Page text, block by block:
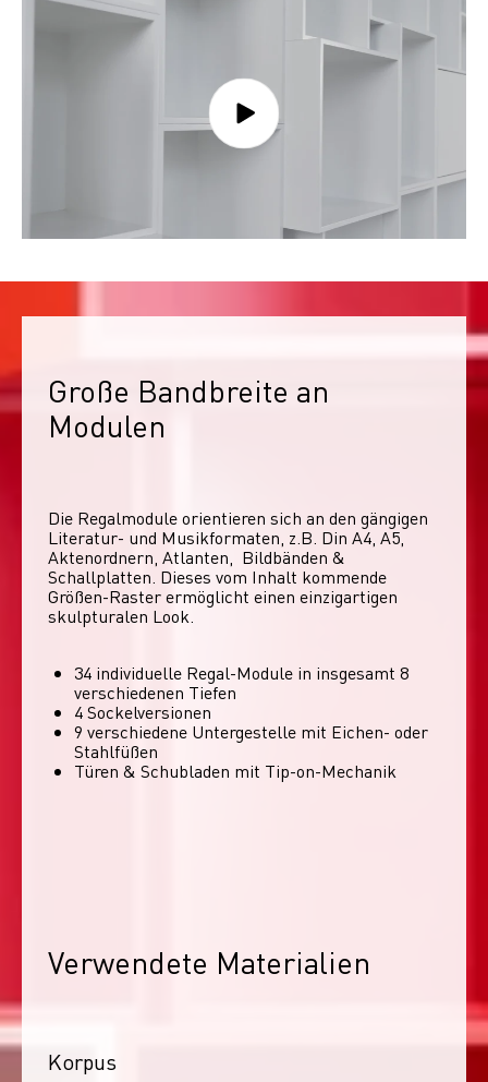
Große Bandbreite an
Modulen
Die Regalmodule orientieren sich an den gängigen
Literatur- und Musikformaten, z.B. Din A4, A5,
Aktenordnern, Atlanten,  Bildbänden &
Schallplatten. Dieses vom Inhalt kommende
Größen-Raster ermöglicht einen einzigartigen
skulpturalen Look.
34 individuelle Regal-Module​ in insgesamt 8
verschiedenen Tiefen
4 Sockelversionen​
9 verschiedene Untergestelle mit Eichen- oder
Stahlfüßen
Türen & Schubladen mit Tip-on-Mechanik
Verwendete Materialien
Korpus